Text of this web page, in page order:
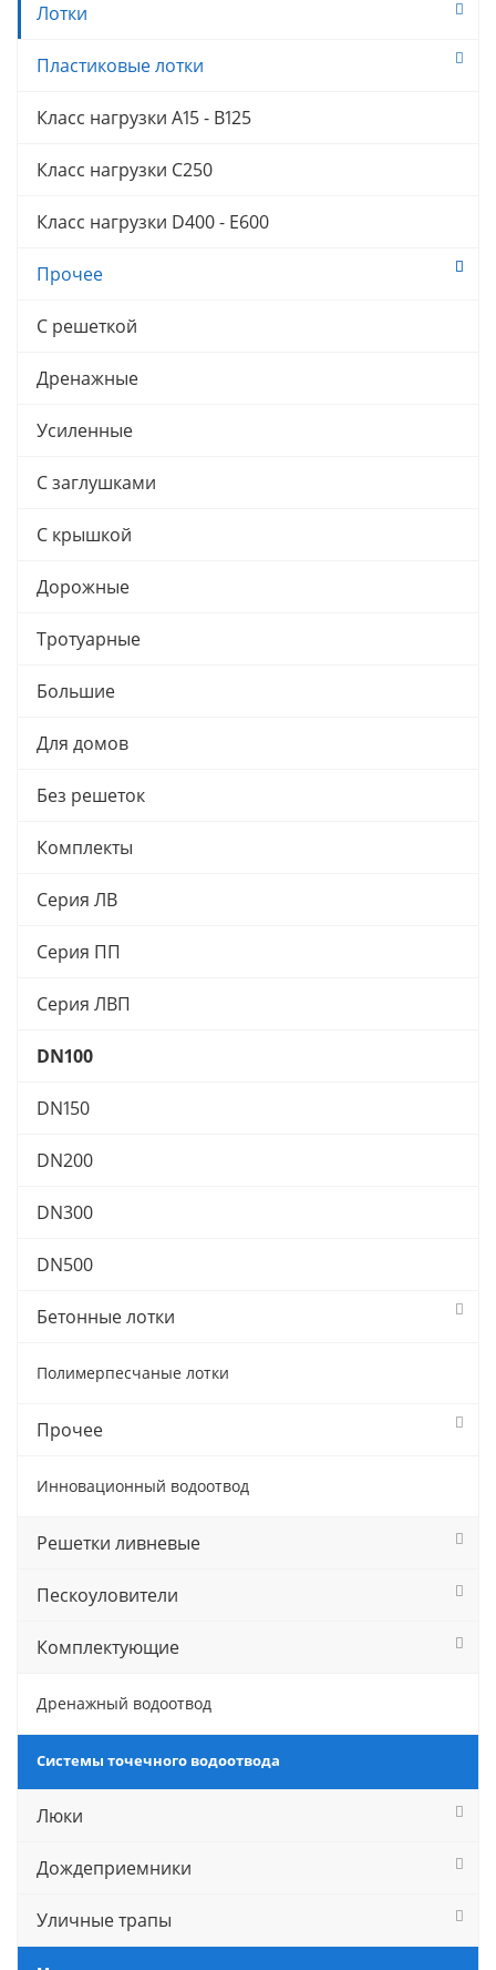
Лотки
Пластиковые лотки
Класс нагрузки A15 - B125
Класс нагрузки C250
Класс нагрузки D400 - E600
Прочее
С решеткой
Дренажные
Усиленные
С заглушками
С крышкой
Дорожные
Тротуарные
Большие
Для домов
Без решеток
Комплекты
Серия ЛВ
Серия ПП
Серия ЛВП
DN100
DN150
DN200
DN300
DN500
Бетонные лотки
Полимерпесчаные лотки
Прочее
Инновационный водоотвод
Решетки ливневые
Пескоуловители
Комплектующие
Дренажный водоотвод
Системы точечного водоотвода
Люки
Дождеприемники
Уличные трапы